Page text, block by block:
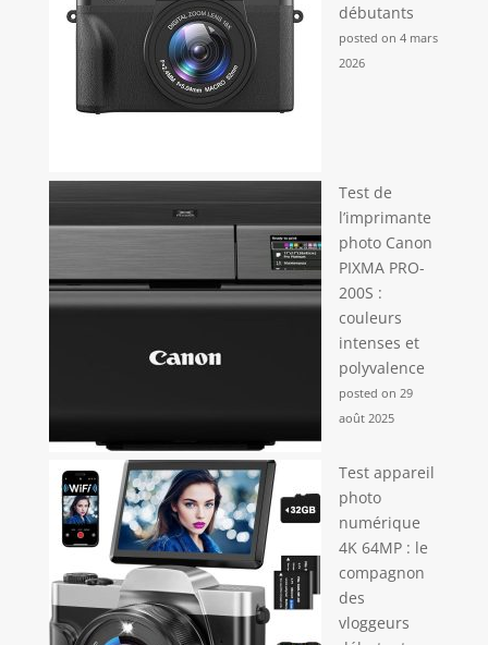
débutants
posted on 4 mars
2026
Test de
l’imprimante
photo Canon
PIXMA PRO-
200S :
couleurs
intenses et
polyvalence
posted on 29
août 2025
Test appareil
photo
numérique
4K 64MP : le
compagnon
des
vloggeurs